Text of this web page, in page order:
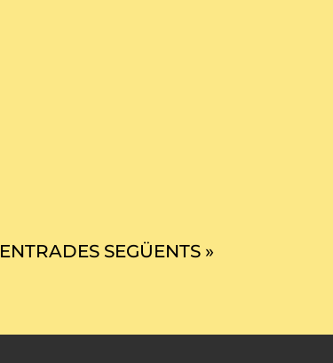
ENTRADES SEGÜENTS »